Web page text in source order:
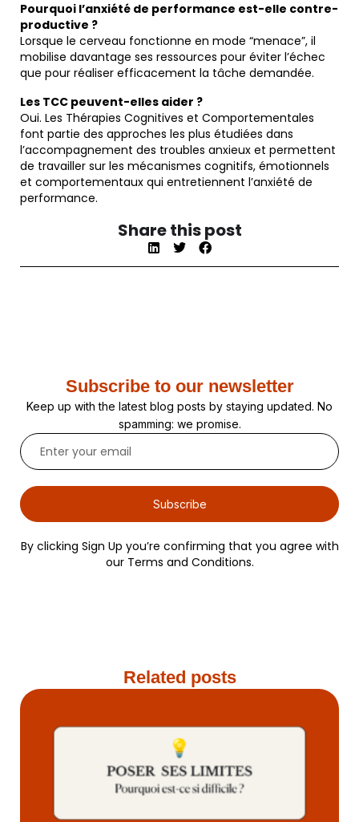
Pourquoi l’anxiété de performance est-elle contre-
productive ?
Lorsque le cerveau fonctionne en mode “menace”, il
mobilise davantage ses ressources pour éviter l’échec
que pour réaliser efficacement la tâche demandée.
Les TCC peuvent-elles aider ?
Oui. Les Thérapies Cognitives et Comportementales
font partie des approches les plus étudiées dans
l’accompagnement des troubles anxieux et permettent
de travailler sur les mécanismes cognitifs, émotionnels
et comportementaux qui entretiennent l’anxiété de
performance.
Share this post
Subscribe to our newsletter
Keep up with the latest blog posts by staying updated. No
spamming: we promise.
Subscribe
By clicking Sign Up you’re confirming that you agree with
our Terms and Conditions.
Related posts